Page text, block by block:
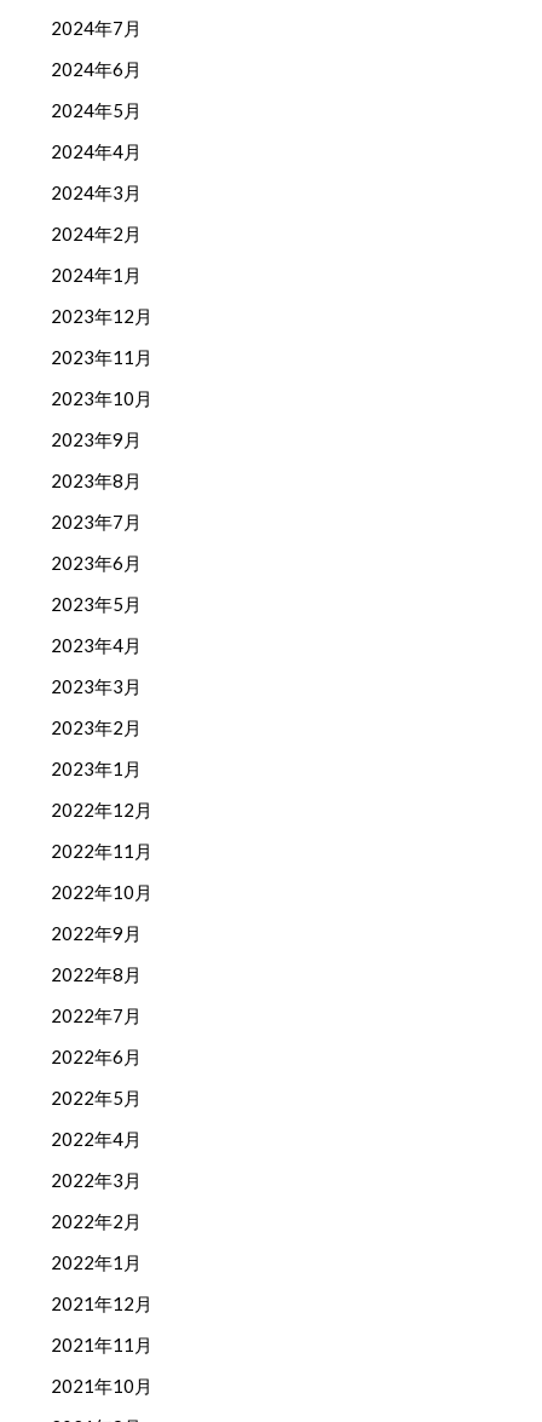
2024年7月
2024年6月
2024年5月
2024年4月
2024年3月
2024年2月
2024年1月
2023年12月
2023年11月
2023年10月
2023年9月
2023年8月
2023年7月
2023年6月
2023年5月
2023年4月
2023年3月
2023年2月
2023年1月
2022年12月
2022年11月
2022年10月
2022年9月
2022年8月
2022年7月
2022年6月
2022年5月
2022年4月
2022年3月
2022年2月
2022年1月
2021年12月
2021年11月
2021年10月